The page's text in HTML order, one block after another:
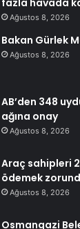
Ağustos 8, 2026
Bakan Gürlek
Ağustos 8, 2026
AB’den 348
ağına onay
Ağustos 8, 2026
Araç sahipleri
ödemek
Ağustos 8, 2026
Osmangazi